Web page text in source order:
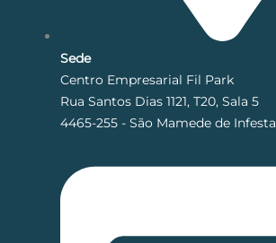
Sede
Centro Empresarial Fil Park
Rua Santos Dias 1121, T20, Sala 5
4465-255 - São Mamede de Infesta